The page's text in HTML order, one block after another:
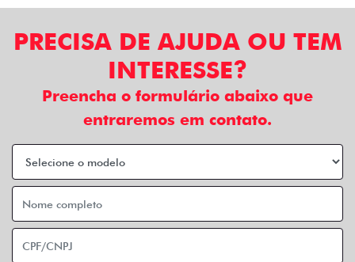
PRECISA DE AJUDA OU TEM
INTERESSE?
Preencha o formulário abaixo que
entraremos em contato.